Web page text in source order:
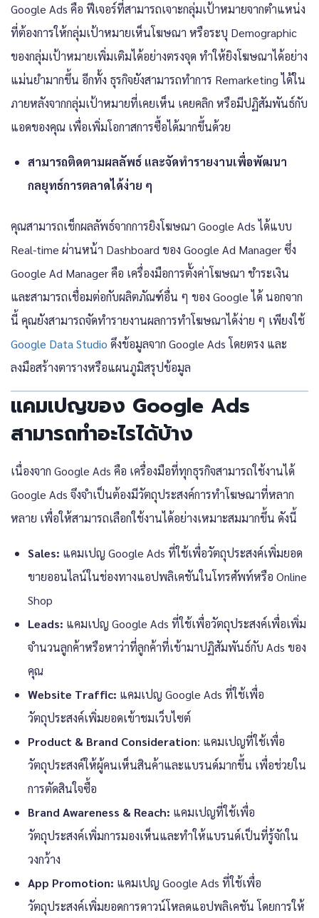
Google Ads คือ ฟีเจอร์ที่สามารถเจาะกลุ่มเป้าหมายจากตำแหน่ง
ที่ต้องการให้กลุ่มเป้าหมายเห็นโฆษณา หรือระบุ Demographic
ของกลุ่มเป้าหมายเพิ่มเติมได้อย่างตรงจุด ทำให้ยิงโฆษณาได้อย่าง
แม่นยำมากขึ้น อีกทั้ง ธุรกิจยังสามารถทำการ Remarketing ได้ใน
ภายหลังจากกลุ่มเป้าหมายที่เคยเห็น เคยคลิก หรือมีปฏิสัมพันธ์กับ
แอดของคุณ เพื่อเพิ่มโอกาสการซื้อได้มากขึ้นด้วย
สามารถติดตามผลลัพธ์ และจัดทำรายงานเพื่อพัฒนา
กลยุทธ์การตลาดได้ง่าย ๆ
คุณสามารถเช็กผลลัพธ์จากการยิงโฆษณา Google Ads ได้แบบ
Real-time ผ่านหน้า Dashboard ของ Google Ad Manager ซึ่ง
Google Ad Manager คือ เครื่องมือการตั้งค่าโฆษณา ชำระเงิน
และสามารถเชื่อมต่อกับผลิตภัณฑ์อื่น ๆ ของ Google ได้ นอกจาก
นี้ คุณยังสามารถจัดทำรายงานผลการทำโฆษณาได้ง่าย ๆ เพียงใช้
Google Data Studio ดึงข้อมูลจาก Google Ads โดยตรง และ
ลงมือสร้างตารางหรือแผนภูมิสรุปข้อมูล
แคมเปญของ Google Ads
สามารถทำอะไรได้บ้าง
เนื่องจาก Google Ads คือ เครื่องมือที่ทุกธุรกิจสามารถใช้งานได้
Google Ads จึงจำเป็นต้องมีวัตถุประสงค์การทำโฆษณาที่หลาก
หลาย เพื่อให้สามารถเลือกใช้งานได้อย่างเหมาะสมมากขึ้น ดังนี้
Sales: แคมเปญ Google Ads ที่ใช้เพื่อวัตถุประสงค์เพิ่มยอด
ขายออนไลน์ในช่องทางแอปพลิเคชันในโทรศัพท์หรือ Online
Shop
Leads: แคมเปญ Google Ads ที่ใช้เพื่อวัตถุประสงค์เพื่อเพิ่ม
จำนวนลูกค้าหรือหาว่าที่ลูกค้าที่เข้ามาปฏิสัมพันธ์กับ Ads ของ
คุณ
Website Traffic: แคมเปญ Google Ads ที่ใช้เพื่อ
วัตถุประสงค์เพิ่มยอดเข้าชมเว็บไซต์
Product & Brand Consideration: แคมเปญที่ใช้เพื่อ
วัตถุประสงค์ให้ผู้คนเห็นสินค้าและแบรนด์มากขึ้น เพื่อช่วยใน
การตัดสินใจซื้อ
Brand Awareness & Reach: แคมเปญที่ใช้เพื่อ
วัตถุประสงค์เพิ่มการมองเห็นและทำให้แบรนด์เป็นที่รู้จักใน
วงกว้าง
App Promotion: แคมเปญ Google Ads ที่ใช้เพื่อ
วัตถุประสงค์เพิ่มยอดการดาวน์โหลดแอปพลิเคชัน โดยการให้